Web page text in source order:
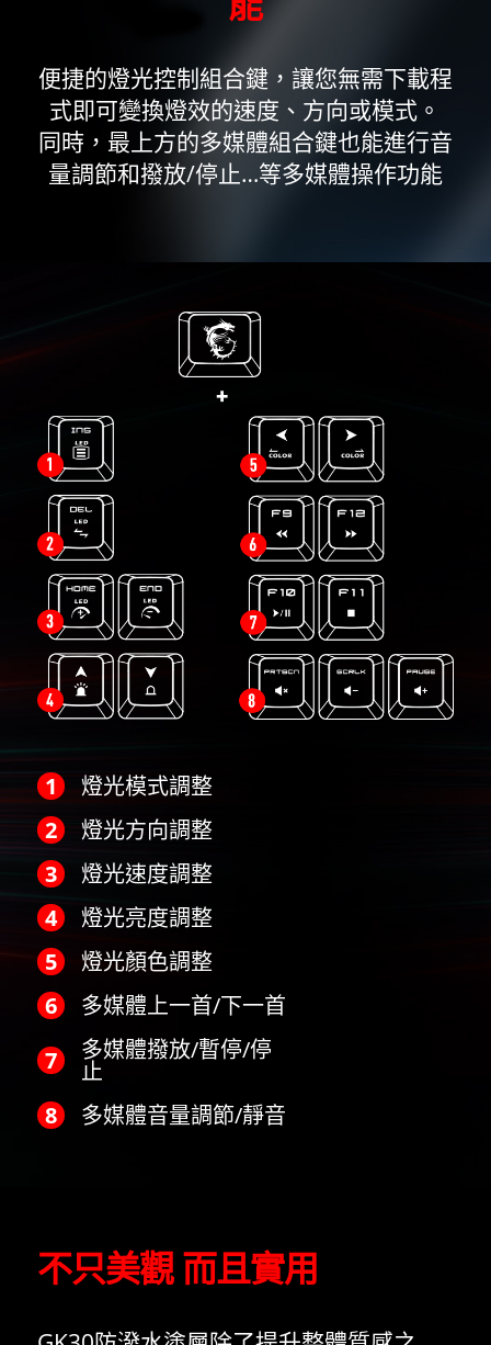
便捷的燈光控制組合鍵，讓您無需下載程
式即可變換燈效的速度、方向或模式。
同時，最上方的多媒體組合鍵也能進行音
量調節和撥放/停止…等多媒體操作功能
燈光模式調整
燈光方向調整
燈光速度調整
燈光亮度調整
燈光顏色調整
多媒體上一首/下一首
多媒體撥放/暫停/停
止
多媒體音量調節/靜音
不只美觀 而且實用